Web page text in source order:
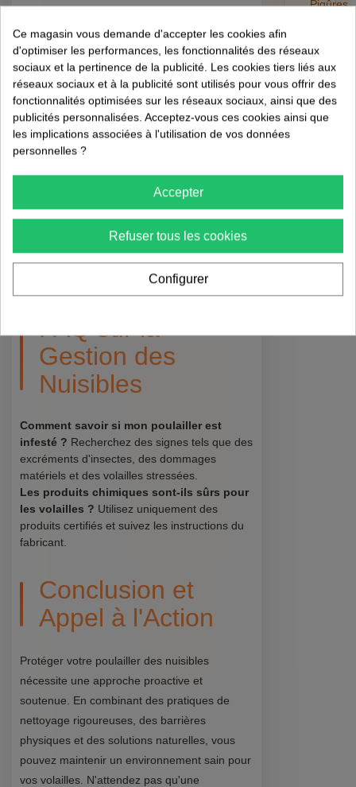
Interventions
Chimiques :
Quand et
Comment ? ⚠️
Dans certains cas, les interventions chimiques
peuvent être nécessaires. Toutefois, elles
doivent être utilisées avec précaution :
Choisissez des pesticides approuvés pour
Appliquez les produits selon les instructions
pour éviter la contamination.
FAQ sur la
Gestion des
Nuisibles
Comment savoir si mon poulailler est
infesté ? Recherchez des signes tels que des
excréments d'insectes, des dommages
matériels et des volailles stressées.
Les produits chimiques sont-ils sûrs pour
les volailles ? Utilisez uniquement des
produits certifiés et suivez les instructions du
fabricant.
Conclusion et
Appel à l'Action
Protéger votre poulailler des nuisibles
nécessite une approche proactive et
soutenue. En combinant des pratiques de
nettoyage rigoureuses, des barrières
physiques et des solutions naturelles, vous
pouvez maintenir un environnement sain pour
vos volailles. N'attendez pas qu'une
Piqûres
et
tiques
sur
l'humain
:
01/08/
Ce magasin vous demande d'accepter les cookies afin
d'optimiser les performances, les fonctionnalités des réseaux
sociaux et la pertinence de la publicité. Les cookies tiers liés aux
réseaux sociaux et à la publicité sont utilisés pour vous offrir des
fonctionnalités optimisées sur les réseaux sociaux, ainsi que des
publicités personnalisées. Acceptez-vous ces cookies ainsi que
les implications associées à l'utilisation de vos données
personnelles ?
Accepter
Refuser tous les cookies
Configurer